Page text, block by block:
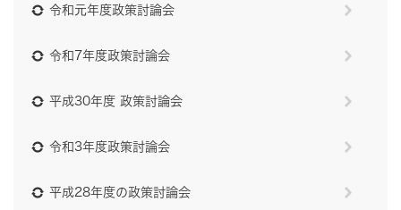
令和元年度政策討論会
令和7年度政策討論会
平成30年度 政策討論会
令和3年度政策討論会
平成28年度の政策討論会